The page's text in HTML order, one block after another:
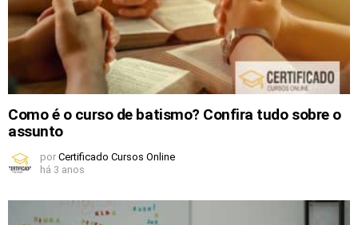
Como é o curso de batismo? Confira tudo sobre o
assunto
por Certificado Cursos Online
há 3 anos